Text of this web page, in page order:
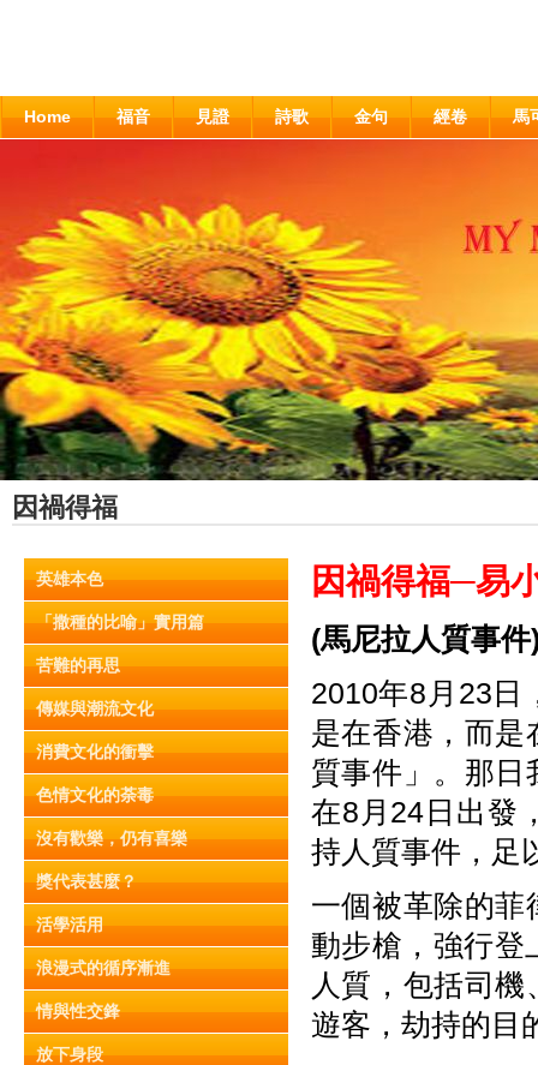
Home 福音 見證 詩歌 金句 經卷 馬
因禍得福
英雄本色
「撒種的比喻」實用篇
苦難的再思
傳媒與潮流文化
消費文化的衝擊
色情文化的荼毒
沒有歡樂，仍有喜樂
獎代表甚麼？
活學活用
浪漫式的循序漸進
情與性交鋒
放下身段
因禍得福─易
(馬尼拉人質事件
2010年8月23日
是在香港，而是
質事件」。那日
在8月24日出發
持人質事件，足
一個被革除的菲
動步槍，強行登
人質，包括司
遊客，劫持的目